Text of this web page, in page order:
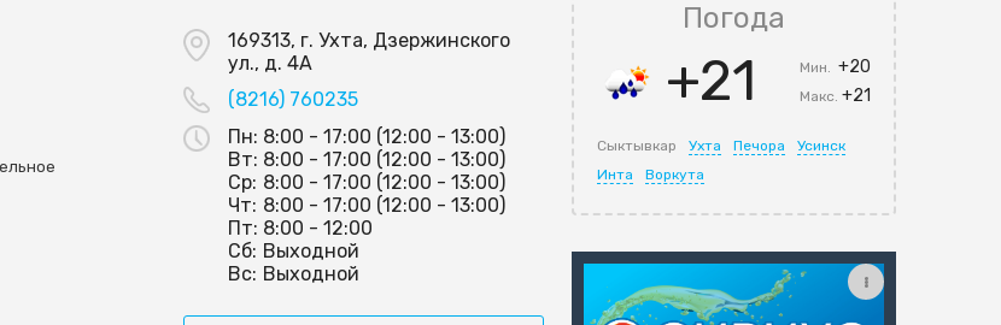
169313, г. Ухта, Дзержинского
ул., д. 4А
(8216) 760235
Пн: 8:00 - 17:00 (12:00 - 13:00)
Вт: 8:00 - 17:00 (12:00 - 13:00)
Ср: 8:00 - 17:00 (12:00 - 13:00)
Чт: 8:00 - 17:00 (12:00 - 13:00)
Пт: 8:00 - 12:00
Сб: Выходной
Вс: Выходной
Погода
+21 Мин.+20
Макс.+21
Сыктывкар Ухта Печора
Усинск
Инта
Воркута